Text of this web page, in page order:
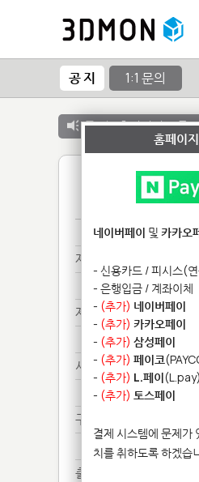
공 지 1:1 문의
공 지 :출력서비스 종
제품*******
제품*******
제품*******
제품*******
제품*******
서류***
서류***
구매***
구매***
출력******
홈페이
네이버페이 및 카카오
- 신용카드 / 피시스(
- 은행입금 / 계좌이체
- (추가) 네이버페이
- (추가) 카카오페이
- (추가) 삼성페이
- (추가) 페이코
- (추가) L.페이(L.pay)
- (추가) 토스페이
결제 시스템에 문제가
치를 취하도록 하겠습